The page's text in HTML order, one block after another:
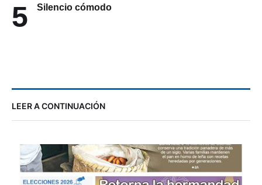
5 Silencio cómodo
LEER A CONTINUACIÓN